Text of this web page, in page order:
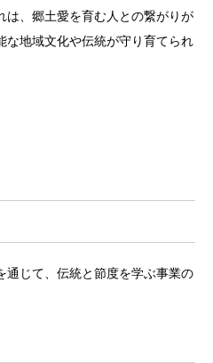
は、郷土愛を育む人との繋がりが
な地域文化や伝統が守り育てられ
じて、伝統と節度を学ぶ事業の